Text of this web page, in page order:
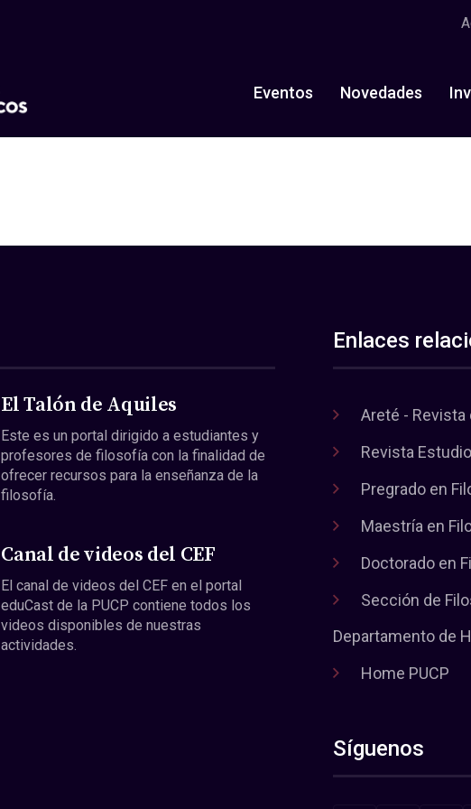
Eventos Novedades
El Talón de Aquiles
Este es un portal dirigido a estudiantes y
profesores de filosofía con la finalidad de
ofrecer recursos para la enseñanza de la
filosofía.
Canal de videos del CEF
El canal de videos del CEF en el portal
eduCast de la PUCP contiene todos los
videos disponibles de nuestras
actividades.
Enlaces
Areté - Revista
Revista
Pregrado en
Maestría en
Doctorado en
Sección de
Departamento de
Home PUCP
Síguenos